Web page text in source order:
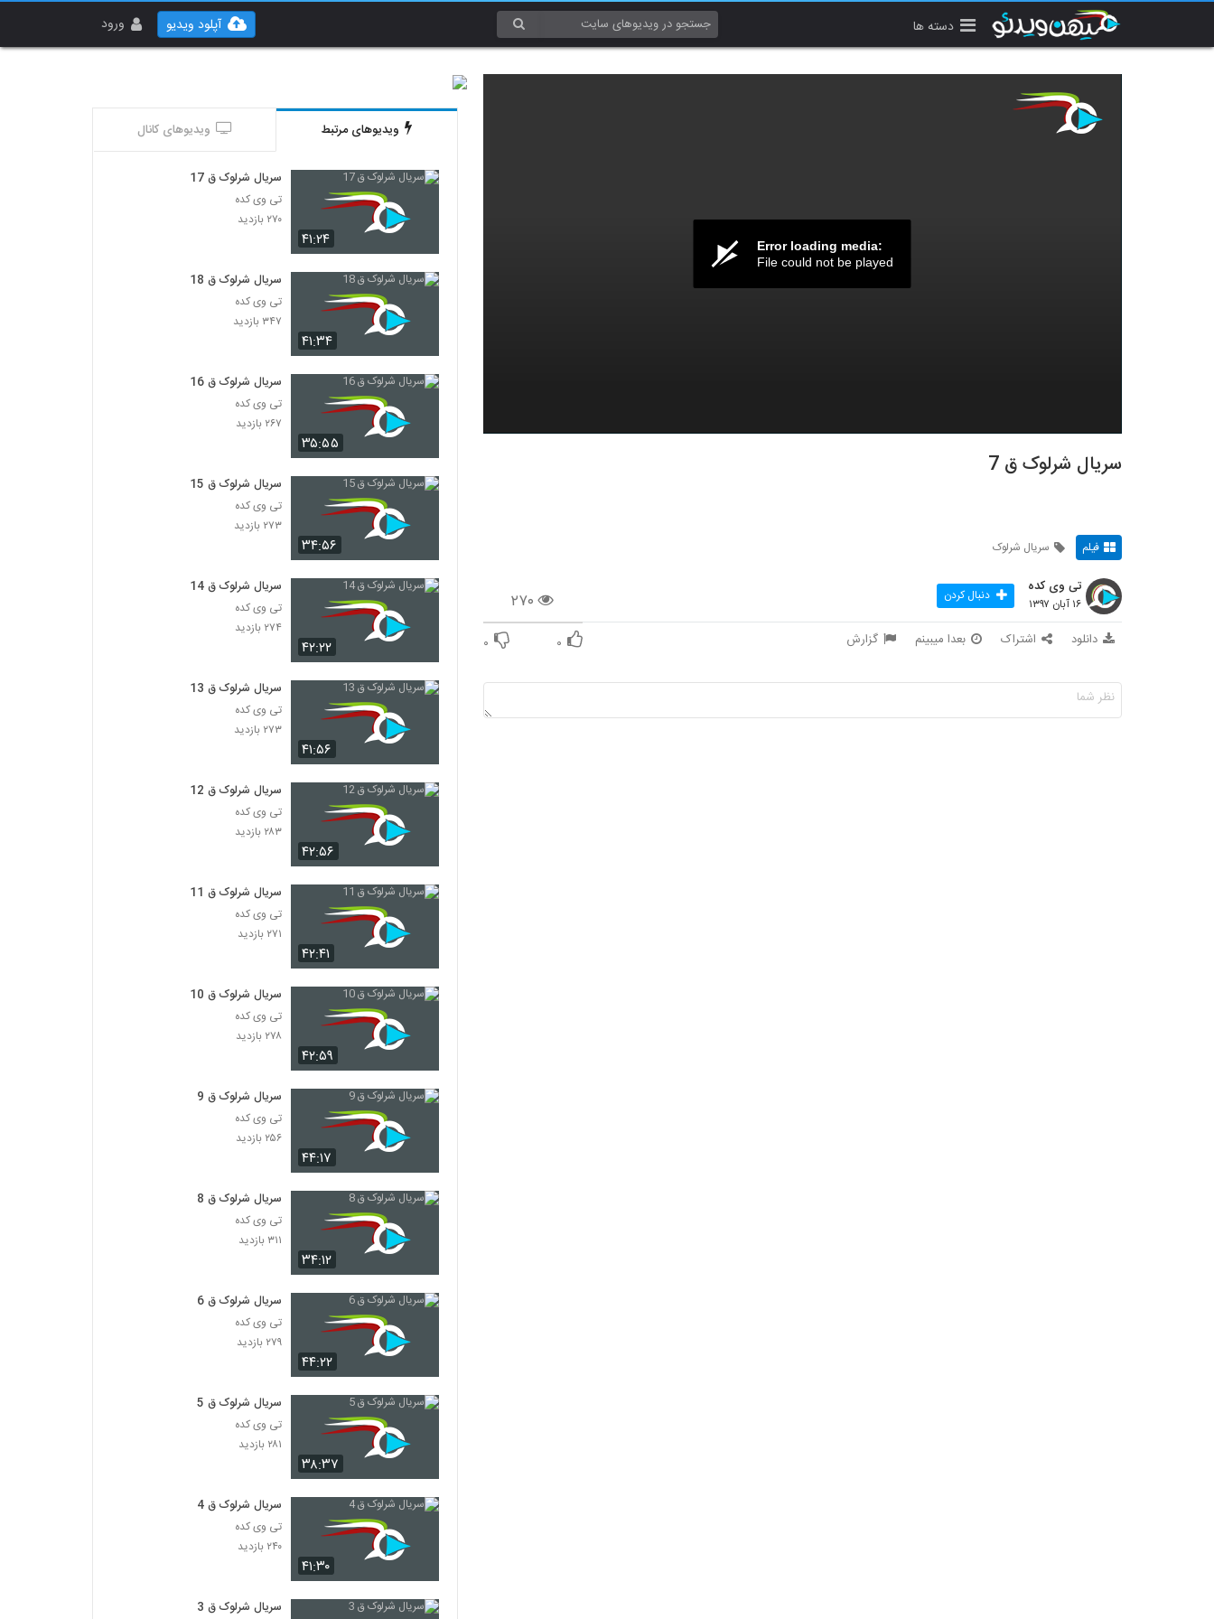
دسته ها ورود آپلود ویدیو
Error loading media:
File could not be played
سریال شرلوک ق 7
فیلم سریال شرلوک
۲۷۰
تی وی کده
۱۶ آبان ۱۳۹۷ دنبال کردن
دانلود اشتراک بعدا میبینم گزارش ۰ ۰
ویدیوهای مرتبط ویدیوهای کانال
۴۱:۲۴
سریال شرلوک ق 17
تی وی کده
۲۷۰ بازدید
۴۱:۳۴
سریال شرلوک ق 18
تی وی کده
۳۴۷ بازدید
۳۵:۵۵
سریال شرلوک ق 16
تی وی کده
۲۶۷ بازدید
۳۴:۵۶
سریال شرلوک ق 15
تی وی کده
۲۷۳ بازدید
۴۲:۲۲
سریال شرلوک ق 14
تی وی کده
۲۷۴ بازدید
۴۱:۵۶
سریال شرلوک ق 13
تی وی کده
۲۷۳ بازدید
۴۲:۵۶
سریال شرلوک ق 12
تی وی کده
۲۸۳ بازدید
۴۲:۴۱
سریال شرلوک ق 11
تی وی کده
۲۷۱ بازدید
۴۲:۵۹
سریال شرلوک ق 10
تی وی کده
۲۷۸ بازدید
۴۴:۱۷
سریال شرلوک ق 9
تی وی کده
۲۵۶ بازدید
۳۴:۱۲
سریال شرلوک ق 8
تی وی کده
۳۱۱ بازدید
۴۴:۲۲
سریال شرلوک ق 6
تی وی کده
۲۷۹ بازدید
۳۸:۳۷
سریال شرلوک ق 5
تی وی کده
۲۸۱ بازدید
۴۱:۳۰
سریال شرلوک ق 4
تی وی کده
۲۴۰ بازدید
سریال شرلوک ق 3